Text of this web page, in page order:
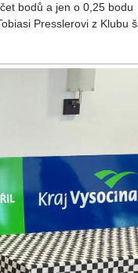
bodů a jen o 0,25 bodu
Presslerovi z Klubu